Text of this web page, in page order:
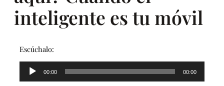
inteligente es tu móvil
Escúchalo:
Reproductor
00:00 00:00